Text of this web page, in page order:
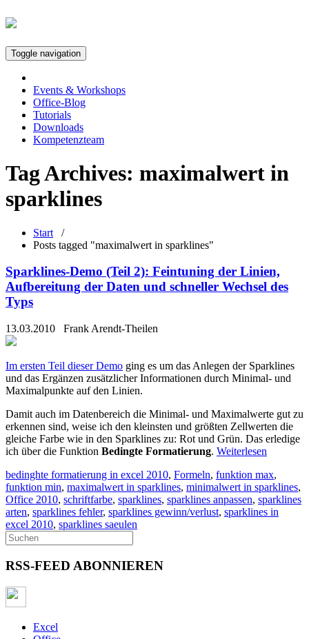
Toggle navigation
Events & Workshops
Office-Blog
Tutorials
Downloads
Kompetenzteam
Tag Archives: maximalwert in
sparklines
Start /
Posts tagged "maximalwert in sparklines"
Sparklines-Demo (Teil 2): Feintuning der Linien,
Aufbereitung der Daten und schneller Wechsel des
Typs
13.03.2010 Frank Arendt-Theilen
Im ersten Teil dieser Demo ging es um das Anlegen der Sparklines
und das Ergänzen zusätzlicher Informationen durch Minimal- und
Maximalpunkte auf den Linien.
Damit auch im Datenbereich die Minimal- und Maximalwerte gut zu
erkennen sind, weise ich den kleinsten und größten Zellwerten die
gleiche Farbe wie in den Sparklines zu: Rot und Grün. Das erledige
ich über die Funktion Bedingte Formatierung. Weiterlesen
bedinghte formatierung in excel 2010, Formeln, funktion max,
funktion min, maximalwert in sparklines, minimalwert in sparklines,
Office 2010, schriftfarbe, sparklines, sparklines anpassen, sparklines
arten, sparklines fehler, sparklines gewinn/verlust, sparklines in
excel 2010, sparklines saeulen
RSS-FEED ABONNIEREN
Excel